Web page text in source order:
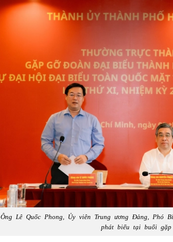
Ông Lê Quốc Phong, Ủy viên Trung ương Đảng, Phó
phát biểu tại buổi gặp